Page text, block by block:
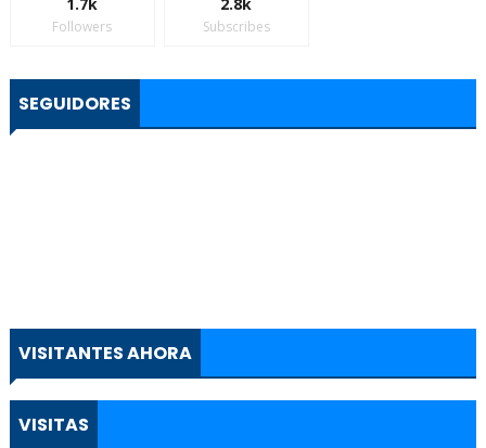
Followers Subscribes
SEGUIDORES
VISITANTES AHORA
VISITAS